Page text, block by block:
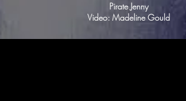
Pirate Jenny
Video: Madeline Gould